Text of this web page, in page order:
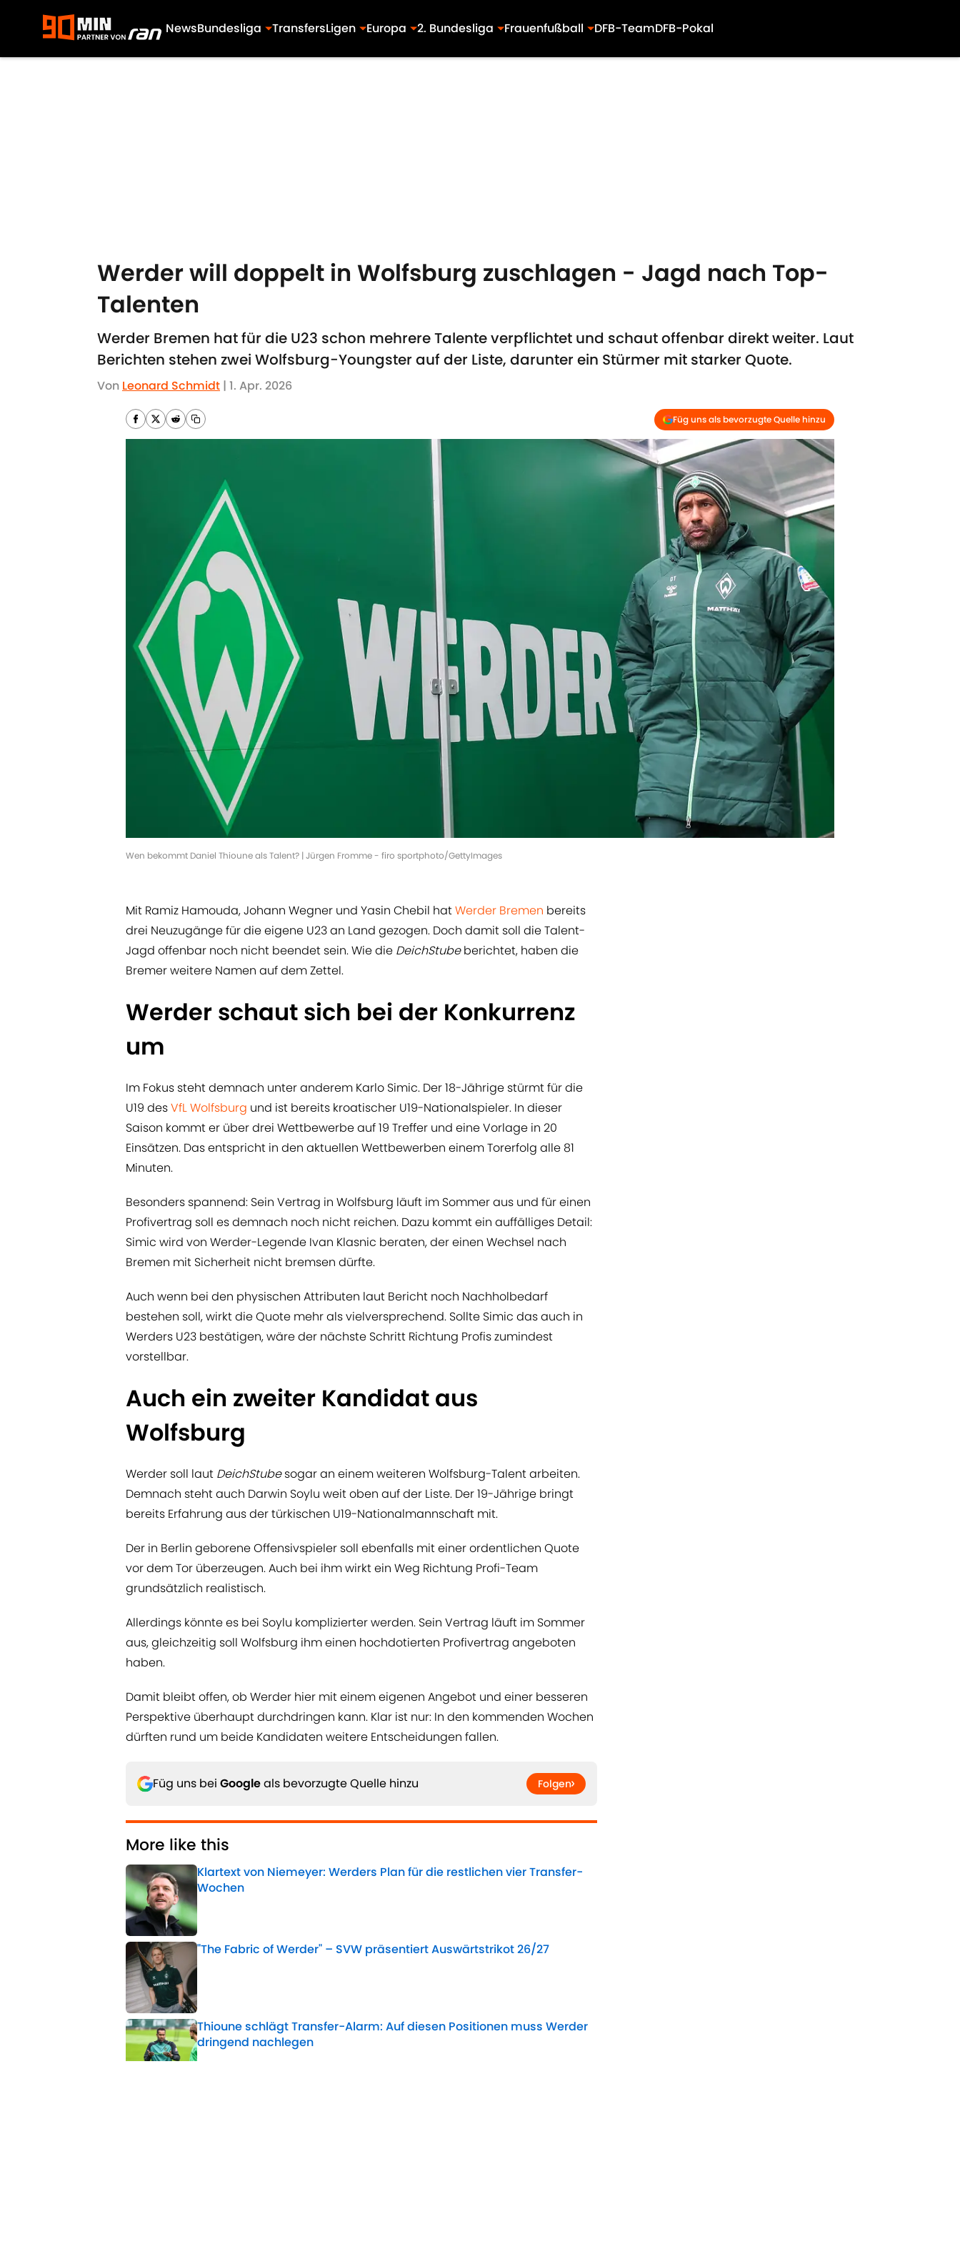
NewsBundesliga TransfersLigen Europa 2. Bundesliga Frauenfußball DFB-TeamDFB-Pokal
Werder will doppelt in Wolfsburg zuschlagen - Jagd nach Top-
Talenten
Werder Bremen hat für die U23 schon mehrere Talente verpflichtet und schaut offenbar direkt weiter. Laut
Berichten stehen zwei Wolfsburg-Youngster auf der Liste, darunter ein Stürmer mit starker Quote.
Von Leonard Schmidt | 1. Apr. 2026
Füg uns als bevorzugte Quelle hinzu
Wen bekommt Daniel Thioune als Talent? | Jürgen Fromme - firo sportphoto/GettyImages
Mit Ramiz Hamouda, Johann Wegner und Yasin Chebil hatWerder Bremen bereits
drei Neuzugänge für die eigene U23 an Land gezogen. Doch damit soll die Talent-
Jagd offenbar noch nicht beendet sein. Wie die DeichStubeberichtet, haben die
Bremer weitere Namen auf dem Zettel.
Werder schaut sich bei der Konkurrenz
um
Im Fokus steht demnach unter anderem Karlo Simic. Der 18-Jährige stürmt für die
U19 desVfL Wolfsburg und ist bereits kroatischer U19-Nationalspieler. In dieser
Saison kommt er über drei Wettbewerbe auf 19 Treffer und eine Vorlage in 20
Einsätzen. Das entspricht in den aktuellen Wettbewerben einem Torerfolg alle 81
Minuten.
Besonders spannend: Sein Vertrag in Wolfsburg läuft im Sommer aus und für einen
Profivertrag soll es demnach noch nicht reichen. Dazu kommt ein auffälliges Detail:
Simic wird von Werder-Legende Ivan Klasnic beraten, der einen Wechsel nach
Bremen mit Sicherheit nicht bremsen dürfte.
Auch wenn bei den physischen Attributen laut Bericht noch Nachholbedarf
bestehen soll, wirkt die Quote mehr als vielversprechend. Sollte Simic das auch in
Werders U23 bestätigen, wäre der nächste Schritt Richtung Profis zumindest
vorstellbar.
Auch ein zweiter Kandidat aus
Wolfsburg
Werder soll laut DeichStubesogar an einem weiteren Wolfsburg-Talent arbeiten.
Demnach steht auch Darwin Soylu weit oben auf der Liste. Der 19-Jährige bringt
bereits Erfahrung aus der türkischen U19-Nationalmannschaft mit.
Der in Berlin geborene Offensivspieler soll ebenfalls mit einer ordentlichen Quote
vor dem Tor überzeugen. Auch bei ihm wirkt ein Weg Richtung Profi-Team
grundsätzlich realistisch.
Allerdings könnte es bei Soylu komplizierter werden. Sein Vertrag läuft im Sommer
aus, gleichzeitig soll Wolfsburg ihm einen hochdotierten Profivertrag angeboten
haben.
Damit bleibt offen, ob Werder hier mit einem eigenen Angebot und einer besseren
Perspektive überhaupt durchdringen kann. Klar ist nur: In den kommenden Wochen
dürften rund um beide Kandidaten weitere Entscheidungen fallen.
Füg uns bei Googleals bevorzugte Quelle hinzu Folgen
More like this
Klartext von Niemeyer: Werders Plan für die restlichen vier Transfer-
Wochen
Published by on Invalid Date
"The Fabric of Werder" – SVW präsentiert Auswärtstrikot 26/27
Published by on Invalid Date
Thioune schlägt Transfer-Alarm: Auf diesen Positionen muss Werder
dringend nachlegen
Published by on Invalid Date